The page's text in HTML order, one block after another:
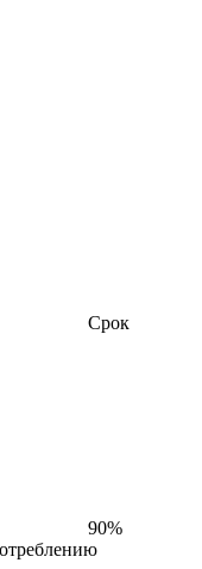
Срок
90%